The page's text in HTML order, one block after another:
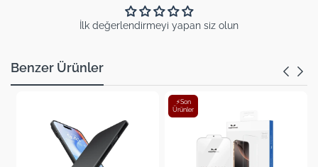
İlk değerlendirmeyi yapan siz olun
Benzer Ürünler